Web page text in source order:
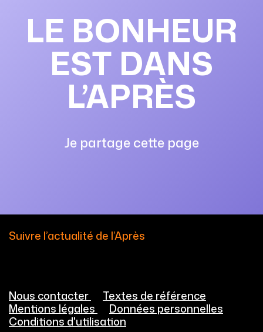
LE BONHEUR
EST DANS
L’APRÈS
Je partage cette page
Suivre l’actualité de l’Après
Nous contacter
Textes de référence
Mentions légales
Données personnelles
Conditions d'utilisation